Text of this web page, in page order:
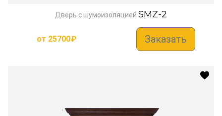
Дверь с шумоизоляцией SMZ-2
от 25700₽ Заказать